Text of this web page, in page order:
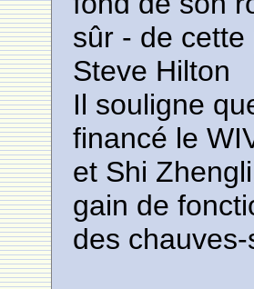
sûr - de
Steve Hilton
Il souligne
financé le
et Shi
gain de
des chauves-